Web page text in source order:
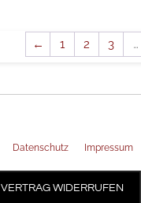
← 1 2 3 …
Datenschutz Impressum
VERTRAG WIDERRUFEN